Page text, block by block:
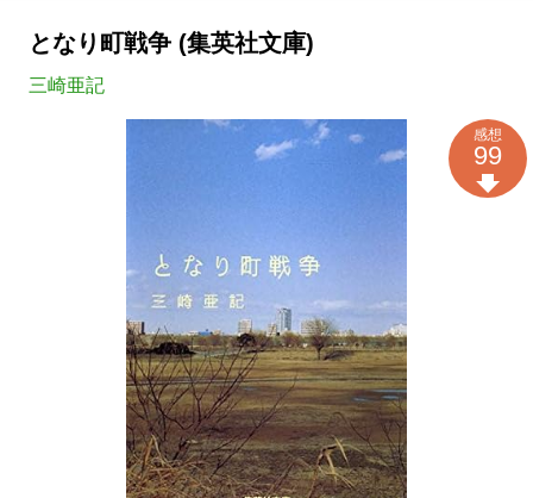
となり町戦争 (集英社文庫)
三崎亜記
感想
99